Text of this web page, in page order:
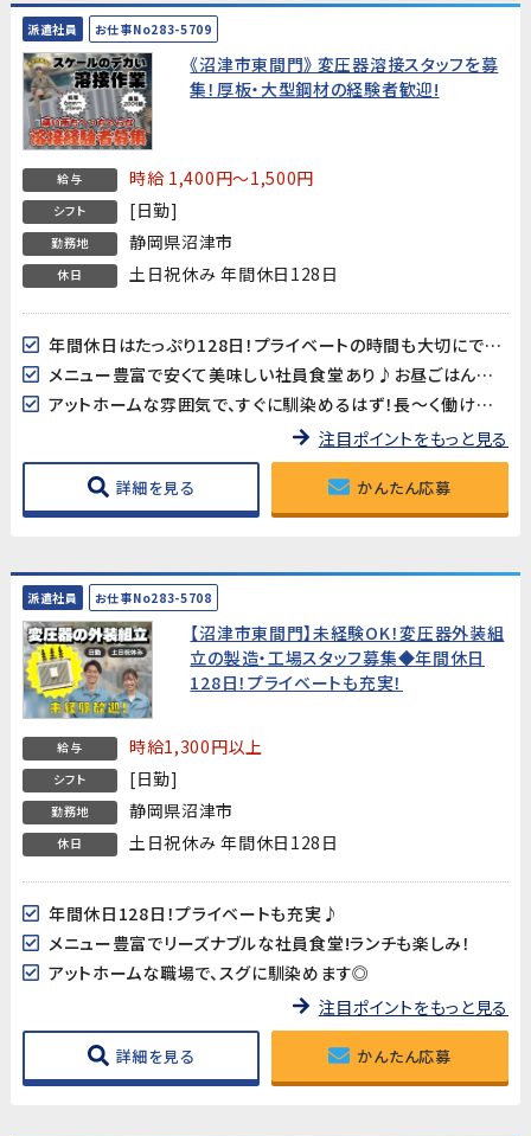
派遣社員 お仕事No283-5709
《沼津市東間門》 変圧器溶接スタッフを募
集！厚板・大型鋼材の経験者歓迎!
給与 時給 1,400円～1,500円
シフト [日勤]
勤務地 静岡県沼津市
休日 土日祝休み 年間休日128日
年間休日はたっぷり128日！プライベートの時間も大切にできます。
メニュー豊富で安くて美味しい社員食堂あり♪お昼ごはんの心配もいりません！
アットホームな雰囲気で、すぐに馴染めるはず！長～く働ける環境が整っています。
注目ポイントをもっと見る
詳細を見る かんたん応募
派遣社員 お仕事No283-5708
【沼津市東間門】未経験OK！変圧器外装組
立の製造・工場スタッフ募集◆年間休日
128日！プライベートも充実！
給与 時給1,300円以上
シフト [日勤]
勤務地 静岡県沼津市
休日 土日祝休み 年間休日128日
年間休日128日！プライベートも充実♪
メニュー豊富でリーズナブルな社員食堂!ランチも楽しみ！
アットホームな職場で、スグに馴染めます◎
注目ポイントをもっと見る
詳細を見る かんたん応募